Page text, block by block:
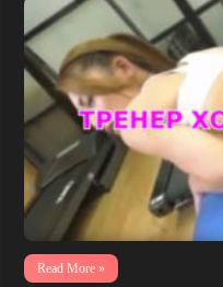
Read More »